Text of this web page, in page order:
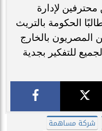
محترفين لإدارة
الحكومة بالتريث
المصريون بالخارج
للتفكير بجدية
شركة مساهمة